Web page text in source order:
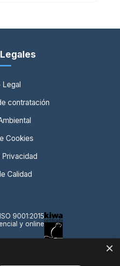
Legal
contratación
Cookies
Calidad
9001:2015
y online
×